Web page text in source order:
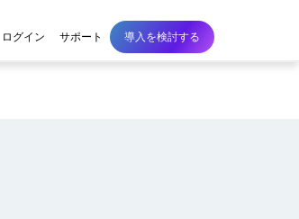
ログイン サポート 導入を検討する